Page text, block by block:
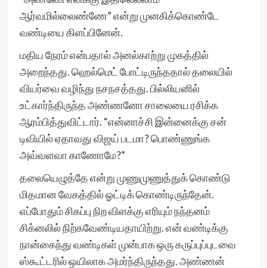
ஆர்வமில்லைண்ணே” என்று முனகிக்கொண்டே
வண்டியை கிளப்பினேன்.
மதிய நேரம் என்பதால் அனல்காற்று முகத்தில்
அறைந்தது. ஹெல்மெட் போட்டிருந்ததால் தலையில்
வியர்வை வழிந்து நசநசத்தது. பில்லியனில்
உட்கார்ந்திருந்த அண்ணனோ சாலையை ரசிக்க
ஆரம்பித்துவிட்டார். “என்னாச்சி இன்னைக்கு சன்
டிவியில் ஏதாவது விஜய் படமா? பொண்ணுங்க
அவ்வளவா காணோமே?”
தலையெழுத்தே என்று முணுமுணுத்துக் கொண்டு
மிதமான வேகத்தில் ஓட்டிக் கொண்டிருந்தேன்.
எப்போதும் சிகப்பு நிற விளக்கு எரியும் நந்தனம்
சிக்னலில் நிற்கவேண்டியதாயிற்று. என் வண்டிக்கு
நான்கைந்து வண்டிகள் முன்பாக ஒரு கருப்புப்புடவை
ஸ்கூட்டரில் ஒயிலாக அமர்ந்திருந்தது. அண்ணன்